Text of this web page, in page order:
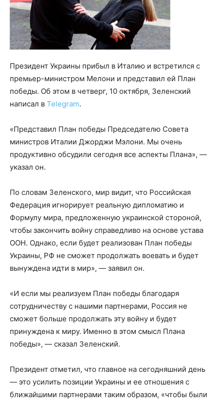
Президент Украины прибыл в Италию и встретился с
премьер-министром Мелони и представил ей План
победы. Об этом в четверг, 10 октября, Зеленский
написал в Telegram.
«Представил План победы Председателю Совета
министров Италии Джорджи Мэлони. Мы очень
продуктивно обсудили сегодня все аспекты Плана», —
указал он.
По словам Зеленского, мир видит, что Российская
Федерация игнорирует реальную дипломатию и
Формулу мира, предложенную украинской стороной,
чтобы закончить войну справедливо на основе устава
ООН. Однако, если будет реализован План победы
Украины, РФ не сможет продолжать воевать и будет
вынуждена идти в мир», — заявил он.
«И если мы реализуем План победы благодаря
сотрудничеству с нашими партнерами, Россия не
сможет больше продолжать эту войну и будет
принуждена к миру. Именно в этом смысл Плана
победы», — сказал Зеленский.
Президент отметил, что главное на сегодняшний день
— это усилить позиции Украины и ее отношения с
ближайшими партнерами таким образом, «чтобы были